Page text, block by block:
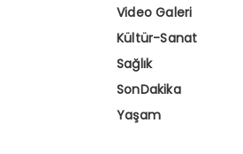
Video Galeri
Kültür-Sanat
Sağlık
SonDakika
Yaşam